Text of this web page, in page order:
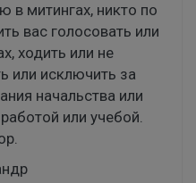
в митингах, никто по
вас голосовать или
ходить или не
или исключить за
начальства или
или учебой.